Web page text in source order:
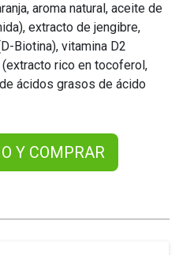
aroma natural, aceite de
extracto de jengibre,
Biotina), vitamina D2
rico en tocoferol,
ácidos grasos de ácido
Y COMPRAR